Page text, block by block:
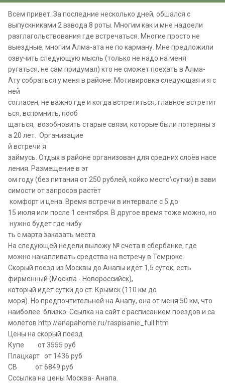
Всем привет. За последние несколько дней, обшался с
выпускниками 2 взвода 8 роты. Многим как и мне надоели
разглагольствования где встречаться. Многие просто не
выездные, многим Алма-ата не по карману. Мне предложили
озвучить следующую мысль (только не надо на меня
ругаться, не сам придумал) кто не сможет поехать в Алма-
Ату собраться у меня в районе. Мотивировка следующая и я с
ней
согласен, не важно где и когда встретиться, главное встретит
ься, вспомнить, пооб
щаться, возобновить старые связи, которые были потеряны з
а 20 лет. Организацие
й встречи я
займусь. Отдых в районе организован для средних слоёв насе
ления. Размещение в эт
ом году (без питания от 250 рублей, койко место\сутки) в зави
симости от запросов растёт
комфорт и цена. Время встречи в интервале с 5 до
15 июля или после 1 сентября. В другое время тоже можно, но
нужно будет где нибу
ть с марта заказать места.
На следующей недели выложу № счёта в сбербанке, где
можно накапливать средства на встречу в Темрюке.
Скорый поезд из Москвы до Анапы идёт 1,5 суток, есть
фирменный (Москва - Новороссийск),
который идёт сутки до ст. Крымск (110 км до
моря). Но предпочтительней на Анапу, она от меня 50 км, что
наиболее близко. Ссылка на сайт с расписанием поездов и са
молётов http://anapahome.ru/raspisanie_full.htm
Цены на скорый поезд
Купе от 3555 руб
Плацкарт от 1436 руб
СВ от 6849 руб
Сссылка на цены Москва- Анапа.